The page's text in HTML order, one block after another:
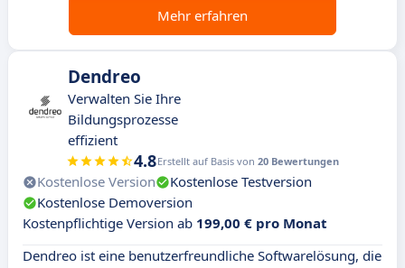
Mehr erfahren
Dendreo
Verwalten Sie Ihre
Bildungsprozesse
effizient
4.8Erstellt auf Basis von 20 Bewertungen
Kostenlose Version
Kostenlose Testversion
Kostenlose Demoversion
Kostenpflichtige Version ab 199,00 € pro Monat
Dendreo ist eine benutzerfreundliche Softwarelösung, die